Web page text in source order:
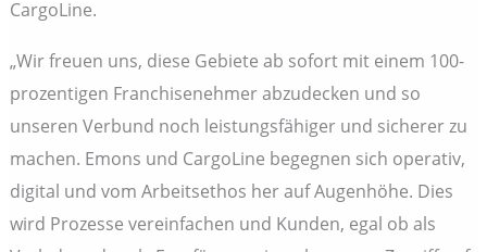
CargoLine.
„Wir freuen uns, diese Gebiete ab sofort mit einem 100-
prozentigen Franchisenehmer abzudecken und so
unseren Verbund noch leistungsfähiger und sicherer zu
machen. Emons und CargoLine begegnen sich operativ,
digital und vom Arbeitsethos her auf Augenhöhe. Dies
wird Prozesse vereinfachen und Kunden, egal ob als